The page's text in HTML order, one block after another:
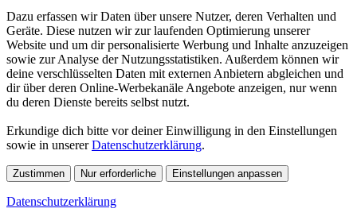
Dazu erfassen wir Daten über unsere Nutzer, deren Verhalten und
Geräte. Diese nutzen wir zur laufenden Optimierung unserer
Website und um dir personalisierte Werbung und Inhalte anzuzeigen
sowie zur Analyse der Nutzungsstatistiken. Außerdem können wir
deine verschlüsselten Daten mit externen Anbietern abgleichen und
dir über deren Online-Werbekanäle Angebote anzeigen, nur wenn
du deren Dienste bereits selbst nutzt.
Erkundige dich bitte vor deiner Einwilligung in den Einstellungen
sowie in unsererDatenschutzerklärung.
Zustimmen Nur erforderliche Einstellungen anpassen
Datenschutzerklärung